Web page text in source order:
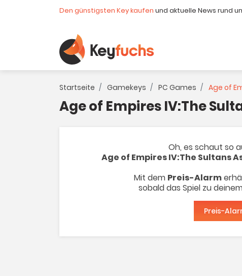
Den günstigsten Key kaufen und aktuelle News rund
Startseite Gamekeys PC Games Age of
Age of Empires IV:The
Oh, es schaut so
Age of Empires IV:The Sultans
Mit dem Preis-Alarm
sobald das Spiel zu
Preis-